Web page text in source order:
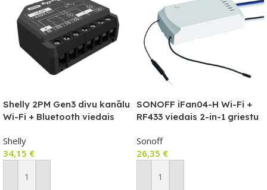
Shelly 2PM Gen3 divu kanālu
Wi-Fi + Bluetooth viedais
režīmu
Shelly
34,15 €
Pievienot Grozam
SONOFF iFan04-H Wi-Fi +
RF433 viedais 2-in-1 griestu
kontrolieris
Sonoff
26,35 €
Pievienot Grozam